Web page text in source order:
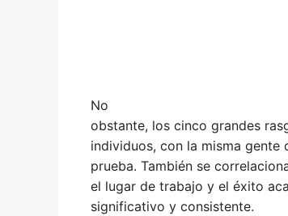
No
obstante, los cinco grandes
individuos, con la misma gente
prueba. También se
el lugar de trabajo y el éxito
significativo y consistente.